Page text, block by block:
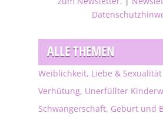
ALLE THEMEN
Weiblichkeit, Liebe & Sexualität
Verhütung, Unerfüllter
Schwangerschaft, Geburt und